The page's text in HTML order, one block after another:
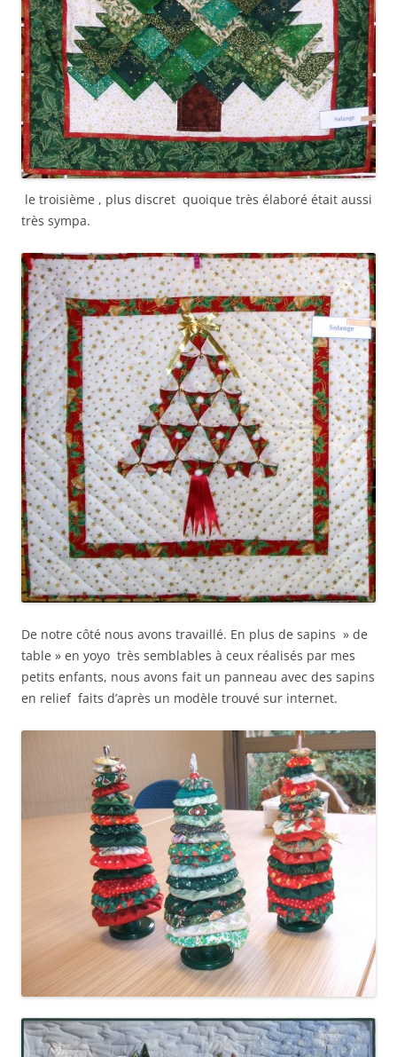
le troisième , plus discret quoique très élaboré était aussi
très sympa.
De notre côté nous avons travaillé. En plus de sapins » de
table » en yoyo très semblables à ceux réalisés par mes
petits enfants, nous avons fait un panneau avec des sapins
en relief faits d’après un modèle trouvé sur internet.